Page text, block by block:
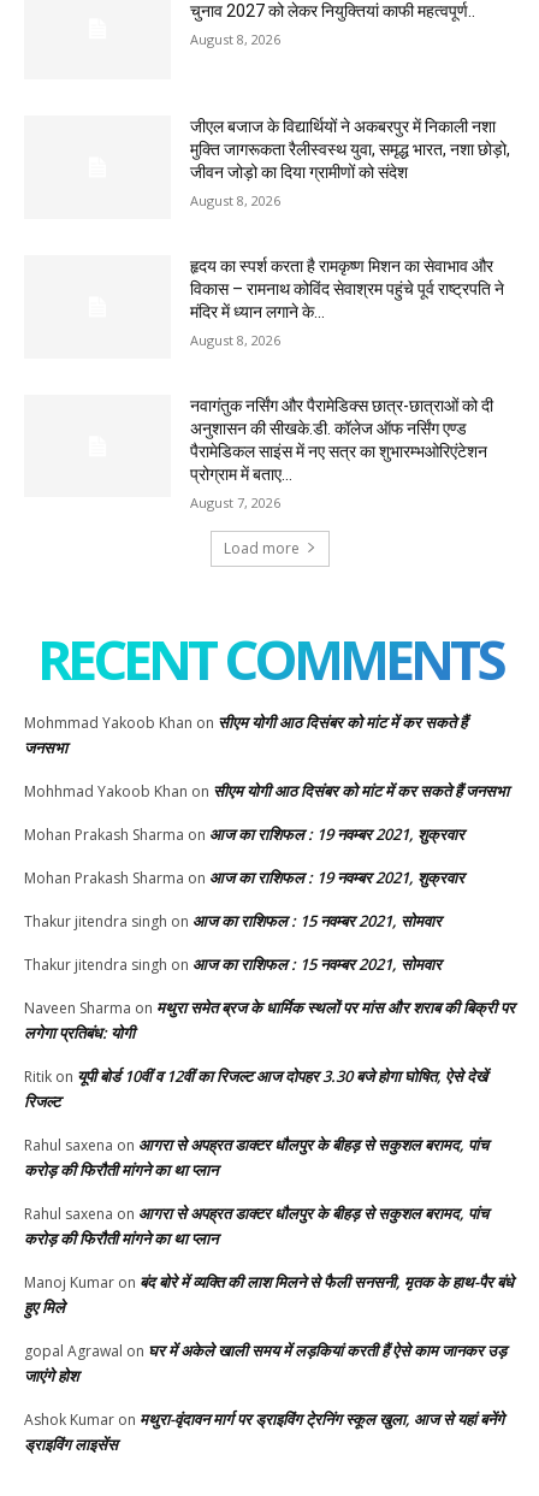
चुनाव 2027 को लेकर नियुक्तियां काफी महत्वपूर्ण..
August 8, 2026
जीएल बजाज के विद्यार्थियों ने अकबरपुर में निकाली नशा
मुक्ति जागरूकता रैलीस्वस्थ युवा, समृद्ध भारत, नशा छोड़ो,
जीवन जोड़ो का दिया ग्रामीणों को संदेश
August 8, 2026
हृदय का स्पर्श करता है रामकृष्ण मिशन का सेवाभाव और
विकास – रामनाथ कोविंद सेवाश्रम पहुंचे पूर्व राष्ट्रपति ने
मंदिर में ध्यान लगाने के...
August 8, 2026
नवागंतुक नर्सिंग और पैरामेडिक्स छात्र-छात्राओं को दी
अनुशासन की सीखके.डी. कॉलेज ऑफ नर्सिंग एण्ड
पैरामेडिकल साइंस में नए सत्र का शुभारम्भओरिएंटेशन
प्रोग्राम में बताए...
August 7, 2026
Load more
RECENT COMMENTS
Mohmmad Yakoob Khan on सीएम योगी आठ दिसंबर को मांट में कर सकते हैं
जनसभा
Mohhmad Yakoob Khan on सीएम योगी आठ दिसंबर को मांट में कर सकते हैं जनसभा
Mohan Prakash Sharma on आज का राशिफल : 19 नवम्बर 2021, शुक्रवार
Mohan Prakash Sharma on आज का राशिफल : 19 नवम्बर 2021, शुक्रवार
Thakur jitendra singh on आज का राशिफल : 15 नवम्बर 2021, सोमवार
Thakur jitendra singh on आज का राशिफल : 15 नवम्बर 2021, सोमवार
Naveen Sharma on मथुरा समेत ब्रज के धार्मिक स्थलों पर मांस और शराब की बिक्री पर
लगेगा प्रतिबंध: योगी
Ritik on यूपी बोर्ड 10वीं व 12वीं का रिजल्ट आज दोपहर 3.30 बजे होगा घोषित, ऐसे देखें
रिजल्ट
Rahul saxena on आगरा से अपह्रत डाक्टर धौलपुर के बीहड़ से सकुशल बरामद, पांच
करोड़ की फिरौती मांगने का था प्लान
Rahul saxena on आगरा से अपह्रत डाक्टर धौलपुर के बीहड़ से सकुशल बरामद, पांच
करोड़ की फिरौती मांगने का था प्लान
Manoj Kumar on बंद बोरे में व्यक्ति की लाश मिलने से फैली सनसनी, मृतक के हाथ-पैर बंधे
हुए मिले
gopal Agrawal on घर में अकेले खाली समय में लड़कियां करती हैं ऐसे काम जानकर उड़
जाएंगे होश
Ashok Kumar on मथुरा-वृंदावन मार्ग पर ड्राइविंग टे्रनिंग स्कूल खुला, आज से यहां बनेंगे
ड्राइविंग लाइसेंस